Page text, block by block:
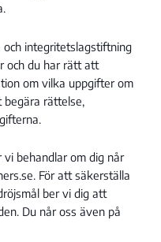
integritetslagstiftning
och du har rätt att
om vilka uppgifter om
begära rättelse,
behandlar om dig når
För att säkerställa
ber vi dig att
Du når oss även på